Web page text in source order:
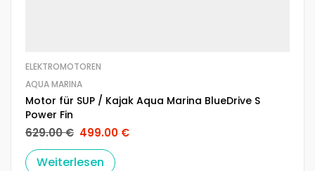
ELEKTROMOTOREN
AQUA MARINA
Motor für SUP / Kajak Aqua Marina BlueDrive S
Power Fin
629.00€ 499.00 €
Weiterlesen